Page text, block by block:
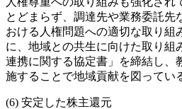
とどまらず、調達先や業務委託先
おける人権問題への適切な取り組
に、地域との共生に向けた取り組
連携に関する協定書」を締結し、
施することで地域貢献を図ってい
(6) 安定した株主還元